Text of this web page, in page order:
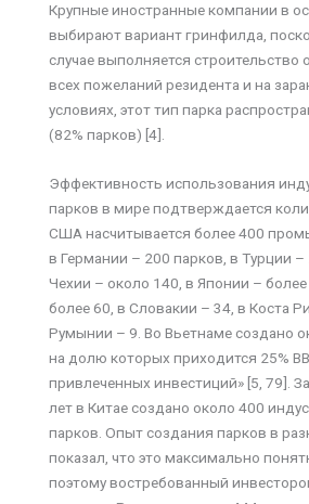
Крупные иностранные компании в
выбирают вариант гринфилда,
случае выполняется строительство
всех пожеланий резидента и на
условиях, этот тип парка
(82% парков) [4].
Эффективность использования
парков в мире подтверждается
США насчитывается более 400
в Германии – 200 парков, в Турции –
Чехии – около 140, в Японии –
более 60, в Словакии – 34, в Коста
Румынии – 9. Во Вьетнаме создано
на долю которых приходится 25%
привлеченных инвестиций» [5, 79].
лет в Китае создано около 400
парков. Опыт создания парков в
показал, что это максимально
поэтому востребованный